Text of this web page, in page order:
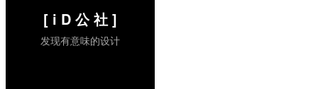
[ i D 公 社 ]
发现有意味的设计